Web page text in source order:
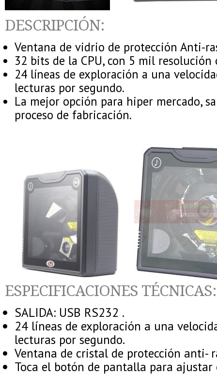
DESCRIPCIÓN:
Ventana de vidrio de protección Anti-
32 bits de la CPU, con 5 mil resolución
24 líneas de exploración a una
lecturas por segundo.
La mejor opción para hiper mercado,
proceso de fabricación.
ESPECIFICACIONES TÉCNICAS:
SALIDA: USB RS232 .
24 líneas de exploración a una
lecturas por segundo.
Ventana de cristal de protección anti-
Toca el botón de pantalla para ajustar